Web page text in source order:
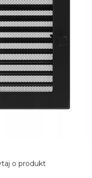
o produkt